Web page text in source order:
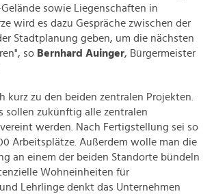
sowie Liegenschaften in
wird es dazu Gespräche zwischen der
Stadtplanung geben, um die nächsten
so Bernhard Auinger, Bürgermeister
kurz zu den beiden zentralen Projekten.
sollen zukünftig alle zentralen
werden. Nach Fertigstellung sei so
Arbeitsplätze. Außerdem wolle man die
an einem der beiden Standorte bündeln
Wohneinheiten für
Lehrlinge denkt das Unternehmen